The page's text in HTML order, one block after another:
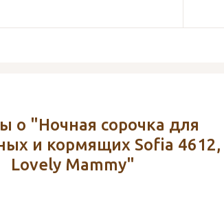
о "Ночная сорочка для
и кормящих Sofia 4612,
Lovely Mammy"